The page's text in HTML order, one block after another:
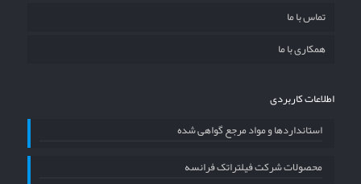
تماس با ما
همکاری با ما
اطلاعات کاربردی
استانداردها و مواد مرجع گواهی شده
محصولات شرکت فیلتراتک فرانسه